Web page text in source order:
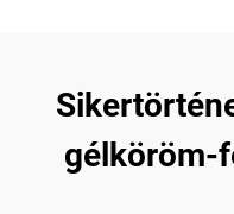
gélköröm-